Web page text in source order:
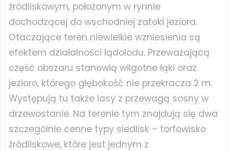
źródliskowym, położonym w rynnie
dochodzącej do wschodniej zatoki jeziora.
Otaczające teren niewielkie wzniesienia są
efektem działalności lądolodu. Przeważającą
część obszaru stanowią wilgotne łąki oraz
jezioro, którego głębokość nie przekracza 2 m.
Występują tu także lasy z przewagą sosny w
drzewostanie. Na terenie tym znajdują się dwa
szczególnie cenne typy siedlisk – torfowisko
źródliskowe, które jest jednym z